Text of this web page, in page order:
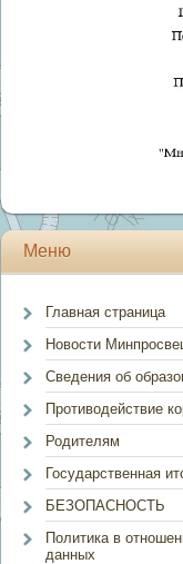
Меню
Главная страница
Новости
Сведения об
Противодействие
Родителям
Государственная
БЕЗОПАСНОСТЬ
Политика в
данных